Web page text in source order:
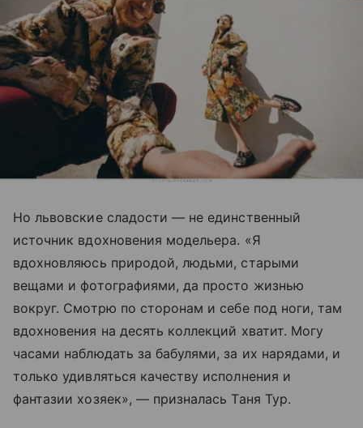
Но львовские сладости — не единственный
источник вдохновения модельера. «Я
вдохновляюсь природой, людьми, старыми
вещами и фотографиями, да просто жизнью
вокруг. Смотрю по сторонам и себе под ноги, там
вдохновения на десять коллекций хватит. Могу
часами наблюдать за бабулями, за их нарядами, и
только удивляться качеству исполнения и
фантазии хозяек», — призналась Таня Тур.